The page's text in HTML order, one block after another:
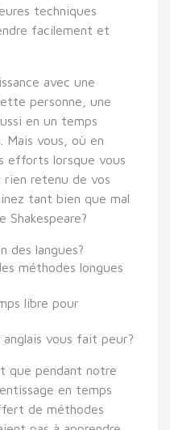
techniques
facilement et
avec une
personne, une
en un temps
Mais vous, où en
efforts lorsque vous
rien retenu de vos
tant bien que mal
Shakespeare?
des langues?
méthodes longues
libre pour
vous fait peur?
que pendant notre
en temps
de méthodes